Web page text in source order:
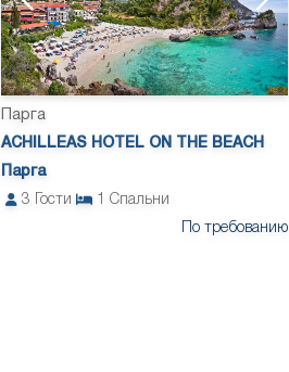
Парга
ACHILLEAS HOTEL ON THE BEACH
Парга
3
Гости 1 Спальни
По требованию